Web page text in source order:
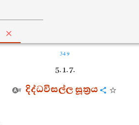
349
5. 1. 7.
දිද්ධවිසල්ල සූත්‍රය